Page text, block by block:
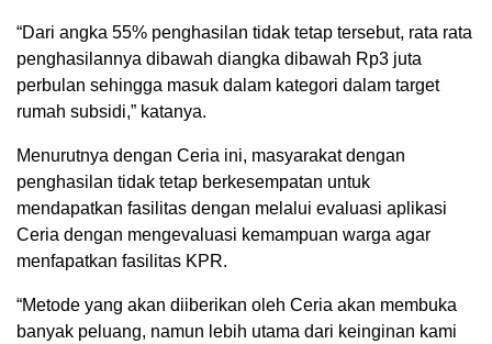
“Dari angka 55% penghasilan tidak tetap tersebut, rata rata
penghasilannya dibawah diangka dibawah Rp3 juta
perbulan sehingga masuk dalam kategori dalam target
rumah subsidi,” katanya.
Menurutnya dengan Ceria ini, masyarakat dengan
penghasilan tidak tetap berkesempatan untuk
mendapatkan fasilitas dengan melalui evaluasi aplikasi
Ceria dengan mengevaluasi kemampuan warga agar
menfapatkan fasilitas KPR.
“Metode yang akan diiberikan oleh Ceria akan membuka
banyak peluang, namun lebih utama dari keinginan kami